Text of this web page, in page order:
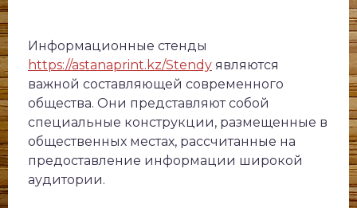
Информационные стенды
https://astanaprint.kz/Stendy являются
важной составляющей современного
общества. Они представляют собой
специальные конструкции, размещенные в
общественных местах, рассчитанные на
предоставление информации широкой
аудитории.